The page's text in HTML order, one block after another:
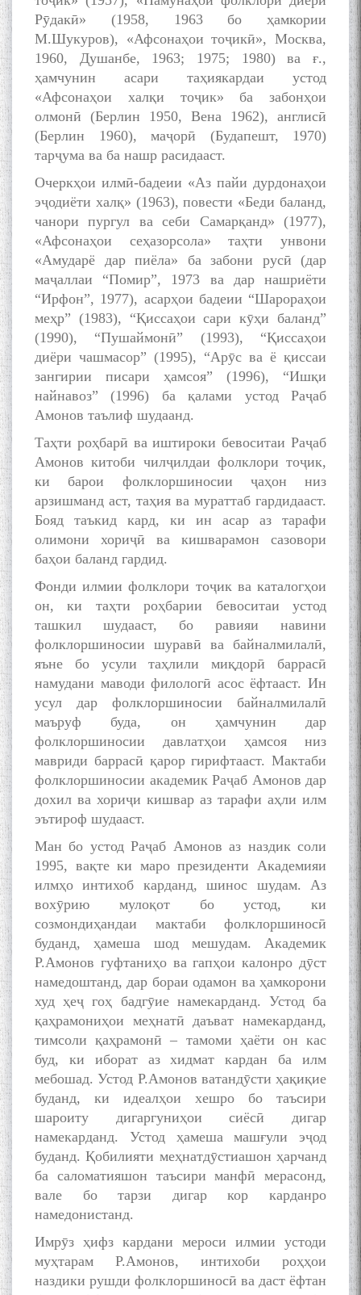
Рӯдакӣ» (1958, 1963 бо ҳамкории
М.Шукуров), «Афсонаҳои тоҷикӣ», Москва,
1960, Душанбе, 1963; 1975; 1980) ва ғ.,
ҳамчунин асари таҳиякардаи устод
«Афсонаҳои халқи тоҷик» ба забонҳои
олмонӣ (Берлин 1950, Вена 1962), англисӣ
(Берлин 1960), маҷорӣ (Будапешт, 1970)
тарҷума ва ба нашр расидааст.
Очеркҳои илмӣ-бадеии «Аз пайи дурдонаҳои
эҷодиёти халқ» (1963), повести «Беди баланд,
чанори пургул ва себи Самарқанд» (1977),
«Афсонаҳои сеҳазорсола» таҳти унвони
«Амударё дар пиёла» ба забони русӣ (дар
маҷаллаи “Помир”, 1973 ва дар нашриёти
“Ирфон”, 1977), асарҳои бадеии “Шарораҳои
меҳр” (1983), “Қиссаҳои сари кӯҳи баланд”
(1990), “Пушаймонӣ” (1993), “Қиссаҳои
диёри чашмасор” (1995), “Арӯс ва ё қиссаи
зангирии писари ҳамсоя” (1996), “Ишқи
найнавоз” (1996) ба қалами устод Раҷаб
Амонов таълиф шудаанд.
Таҳти роҳбарӣ ва иштироки бевоситаи Раҷаб
Амонов китоби чилҷилдаи фолклори тоҷик,
ки барои фолклоршиносии ҷаҳон низ
арзишманд аст, таҳия ва мураттаб гардидааст.
Бояд таъкид кард, ки ин асар аз тарафи
олимони хориҷӣ ва кишварамон сазовори
баҳои баланд гардид.
Фонди илмии фолклори тоҷик ва каталогҳои
он, ки таҳти роҳбарии бевоситаи устод
ташкил шудааст, бо равияи навини
фолклоршиносии шуравӣ ва байналмилалӣ,
яъне бо усули таҳлили миқдорӣ баррасӣ
намудани маводи филологӣ асос ёфтааст. Ин
усул дар фолклоршиносии байналмилалӣ
маъруф буда, он ҳамчунин дар
фолклоршиносии давлатҳои ҳамсоя низ
мавриди баррасӣ қарор гирифтааст. Мактаби
фолклоршиносии академик Раҷаб Амонов дар
дохил ва хориҷи кишвар аз тарафи аҳли илм
эътироф шудааст.
Ман бо устод Раҷаб Амонов аз наздик соли
1995, вақте ки маро президенти Академияи
илмҳо интихоб карданд, шинос шудам. Аз
вохӯрию мулоқот бо устод, ки
созмондиҳандаи мактаби фолклоршиносӣ
буданд, ҳамеша шод мешудам. Академик
Р.Амонов гуфтаниҳо ва гапҳои калонро дӯст
намедоштанд, дар бораи одамон ва ҳамкорони
худ ҳеҷ гоҳ бадгӯие намекарданд. Устод ба
қаҳрамониҳои меҳнатӣ даъват намекарданд,
тимсоли қаҳрамонӣ – тамоми ҳаёти он кас
буд, ки иборат аз хидмат кардан ба илм
мебошад. Устод Р.Амонов ватандӯсти ҳақиқие
буданд, ки идеалҳои хешро бо таъсири
шароиту дигаргуниҳои сиёсӣ дигар
намекарданд. Устод ҳамеша машғули эҷод
буданд. Қобилияти меҳнатдӯстиашон ҳарчанд
ба саломатияшон таъсири манфӣ мерасонд,
вале бо тарзи дигар кор карданро
намедонистанд.
Имрӯз ҳифз кардани мероси илмии устоди
муҳтарам Р.Амонов, интихоби роҳҳои
наздики рушди фолклоршиносӣ ва даст ёфтан